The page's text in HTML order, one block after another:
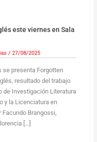
este viernes en Sala
/ 27/08/2025
se presenta Forgotten
resultado del trabajo
de Investigación Literatura
y la Licenciatura en
Brangossi,
[…]